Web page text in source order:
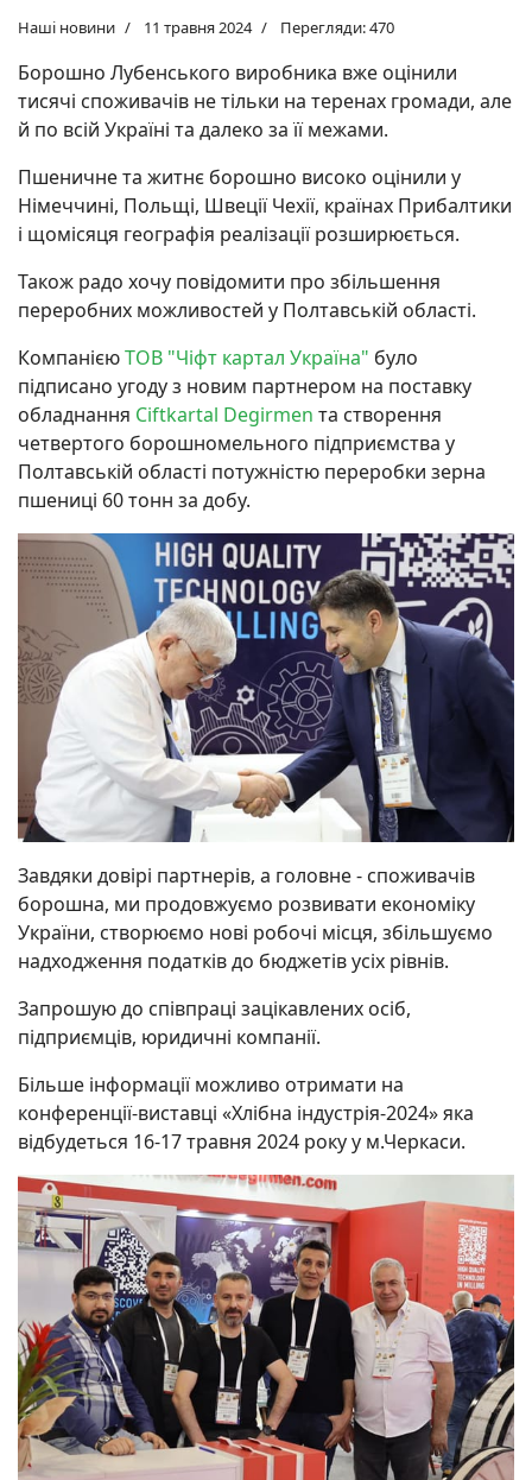
Наші новини 11 травня 2024 Перегляди: 470
Борошно Лубенського виробника вже оцінили
тисячі споживачів не тільки на теренах громади, але
й по всій Україні та далеко за її межами.
Пшеничне та житнє борошно високо оцінили у
Німеччині, Польщі, Швеції Чехії, країнах Прибалтики
і щомісяця географія реалізації розширюється.
Також радо хочу повідомити про збільшення
переробних можливостей у Полтавській області.
КомпанієюТОВ "Чіфт картал Україна" було
підписано угоду з новим партнером на поставку
обладнання Ciftkartal Degirmen та створення
четвертого борошномельного підприємства у
Полтавській області потужністю переробки зерна
пшениці 60 тонн за добу.
Завдяки довірі партнерів, а головне - споживачів
борошна, ми продовжуємо розвивати економіку
України, створюємо нові робочі місця, збільшуємо
надходження податків до бюджетів усіх рівнів.
Запрошую до співпраці зацікавлених осіб,
підприємців, юридичні компанії.
Більше інформації можливо отримати на
конференції-виставці «Хлібна індустрія-2024» яка
відбудеться 16-17 травня 2024 року у м.Черкаси.